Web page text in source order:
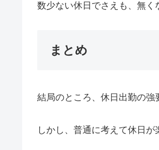
数少ない休日でさえも、無
まとめ
結局のところ、休日出勤の強
しかし、普通に考えて休日